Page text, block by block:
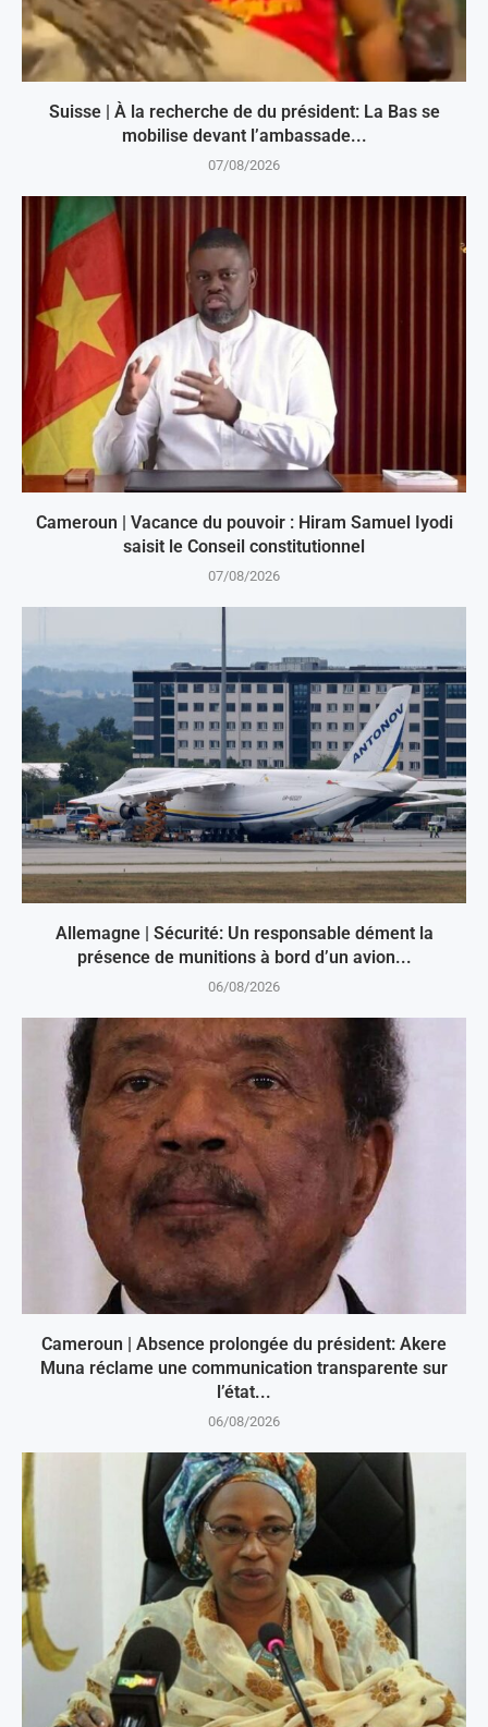
Suisse | À la recherche de du président: La Bas se
mobilise devant l’ambassade...
07/08/2026
Cameroun | Vacance du pouvoir : Hiram Samuel Iyodi
saisit le Conseil constitutionnel
07/08/2026
Allemagne | Sécurité: Un responsable dément la
présence de munitions à bord d’un avion...
06/08/2026
Cameroun | Absence prolongée du président: Akere
Muna réclame une communication transparente sur
l’état...
06/08/2026